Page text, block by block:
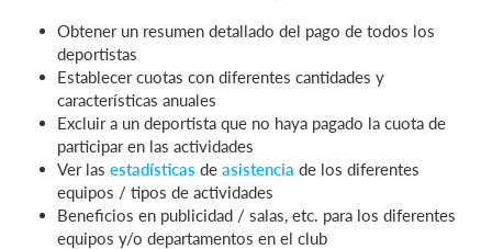
Obtener un resumen detallado del pago de todos los
deportistas
Establecer cuotas con diferentes cantidades y
características anuales
Excluir a un deportista que no haya pagado la cuota de
participar en las actividades
Ver las estadísticas de asistencia de los diferentes
equipos / tipos de actividades
Beneficios en publicidad / salas, etc. para los diferentes
equipos y/o departamentos en el club